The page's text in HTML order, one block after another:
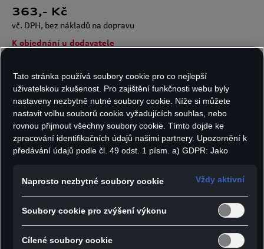
363,- Kč
vč. DPH, bez nákladů na dopravu
K objednání u dodavatele
Počet kusů:
Do košíku
- Kšiltovka Audi snapback s 3D výšivkou "e-tron"
na předním panelu
- S pěti panely, plochým kšiltem a plastovým
Tato stránka používá soubory cookie pro co nejlepší
uživatelskou zkušenost. Pro zajištění funkčnosti webu byly
nastaveny nezbytně nutné soubory cookie. Níže si můžete
nastavit volbu souborů cookie vyžadujících souhlas, nebo
rovnou přijmout všechny soubory cookie. Tímto dojde ke
zpracování identifikačních údajů našimi partnery. Upozornění k
předávání údajů podle čl. 49 odst. 1 písm. a) GDPR: Jako
používán Google Analytics. Nelze vyloučit, že společnost
Google Ireland jako náš smluvní partner předává osobní údaje
státech neexistuje úroveň ochrany osobních údajů věcně
rovnocenná Evropské unii a chybí rozhodnutí Evropské komise
o odpovídající ochraně. Z toho pro vás mohou vyplývat rizika,
Naprosto nezbytné soubory cookie Vždy aktivní
Soubory cookie pro zvýšení výkonu
Cílené soubory cookie